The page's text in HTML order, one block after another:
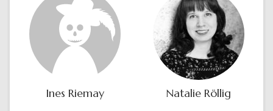
Ines Riemay Natalie Röllig